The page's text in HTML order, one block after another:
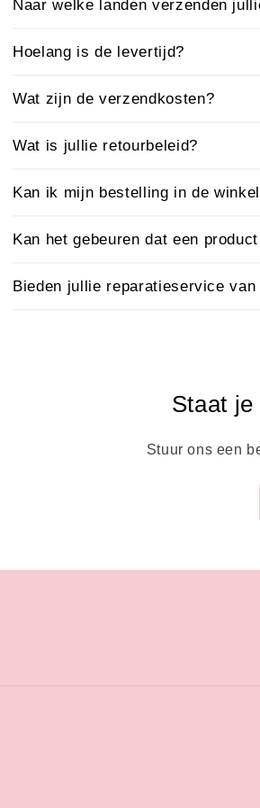
Naar welke landen verzenden
Hoelang is de levertijd?
Wat zijn de verzendkosten?
Wat is jullie retourbeleid?
Kan ik mijn bestelling in de
Kan het gebeuren dat een
Bieden jullie reparatieservice van
Staat
Stuur ons een